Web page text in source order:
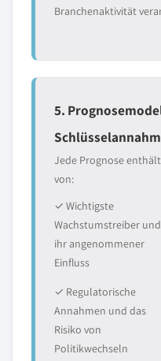
Branchenaktivität
5.
Jede Prognose
von:
✓ Wichtigste
Wachstumstreiber und
ihr angenommener
Einfluss
✓ Regulatorische
Annahmen und das
Risiko von
Politikwechseln